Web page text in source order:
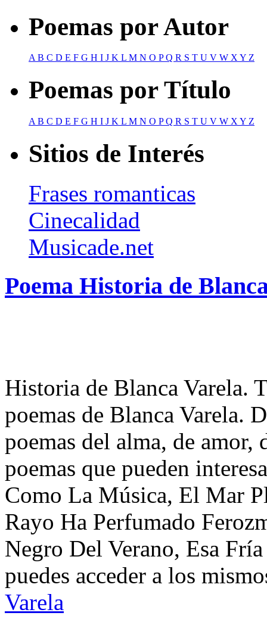
Poemas por Autor
AB C D E F G H I J K L M N O PQ R S T U V W XY Z
Poemas por Título
A B C D E F G H I J K L M N O PQ R S T U V W X Y Z
Sitios de Interés
Frases romanticas
Cinecalidad
Musicade.net
Poema Historia de
Historia de Blanca Varela.
poemas de Blanca Varela.
poemas del alma, de
poemas que pueden
Como La Música, El Mar
Rayo Ha Perfumado
Negro Del Verano, Esa
puedes acceder a los
Varela